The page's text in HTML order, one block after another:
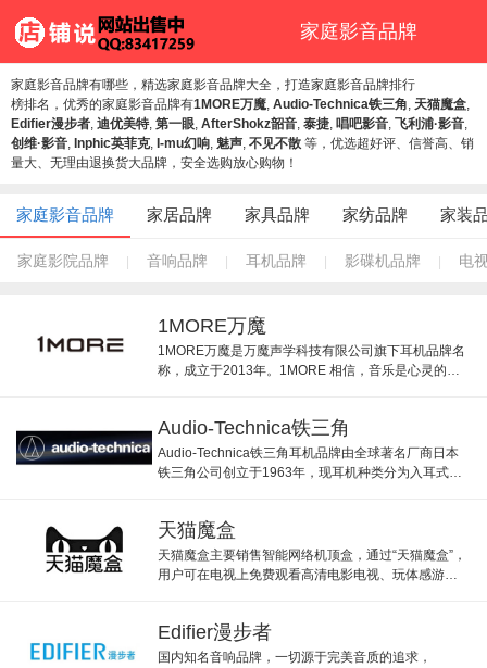
家庭影音品牌
家庭影音品牌有哪些，精选家庭影音品牌大全，打造家庭影音品牌排行
榜排名，优秀的家庭影音品牌有1MORE万魔, Audio-Technica铁三角, 天猫魔盒,
Edifier漫步者, 迪优美特, 第一眼, AfterShokz韶音, 泰捷, 唱吧影音, 飞利浦·影音,
创维·影音, Inphic英菲克, I-mu幻响, 魅声, 不见不散 等，优选超好评、信誉高、销
量大、无理由退换货大品牌，安全选购放心购物！
家庭影音品牌 家居品牌 家具品牌 家纺品牌 家装
家庭影院品牌 音响品牌 耳机品牌 影碟机品牌 电
1MORE万魔
1MORE万魔是万魔声学科技有限公司旗下耳机品牌名
称，成立于2013年。1MORE 相信，音乐是心灵的独
Audio-Technica铁三角
Audio-Technica铁三角耳机品牌由全球著名厂商日本
铁三角公司创立于1963年，现耳机种类分为入耳式耳
天猫魔盒
天猫魔盒主要销售智能网络机顶盒，通过“天猫魔盒”，
用户可在电视上免费观看高清电影电视、玩体感游
Edifier漫步者
国内知名音响品牌，一切源于完美音质的追求，